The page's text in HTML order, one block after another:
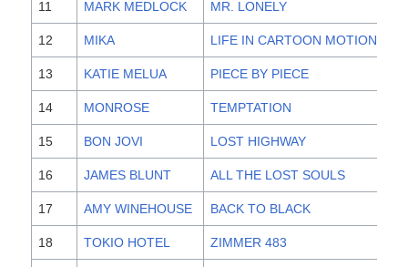
11 MARK MEDLOCK MR. LONELY
12 MIKA LIFE IN CARTOON MOTION
13 KATIE MELUA PIECE BY PIECE
14 MONROSE TEMPTATION
15 BON JOVI LOST HIGHWAY
16 JAMES BLUNT ALL THE LOST SOULS
17 AMY WINEHOUSE BACK TO BLACK
18 TOKIO HOTEL ZIMMER 483